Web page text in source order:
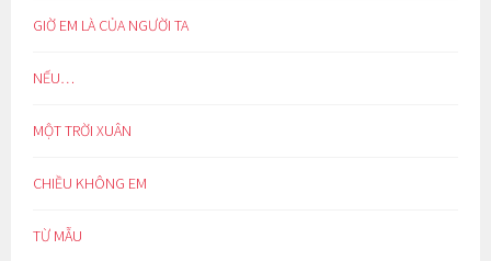
GIỜ EM LÀ CỦA NGƯỜI TA
NẾU…
MỘT TRỜI XUÂN
CHIỀU KHÔNG EM
TỪ MẪU